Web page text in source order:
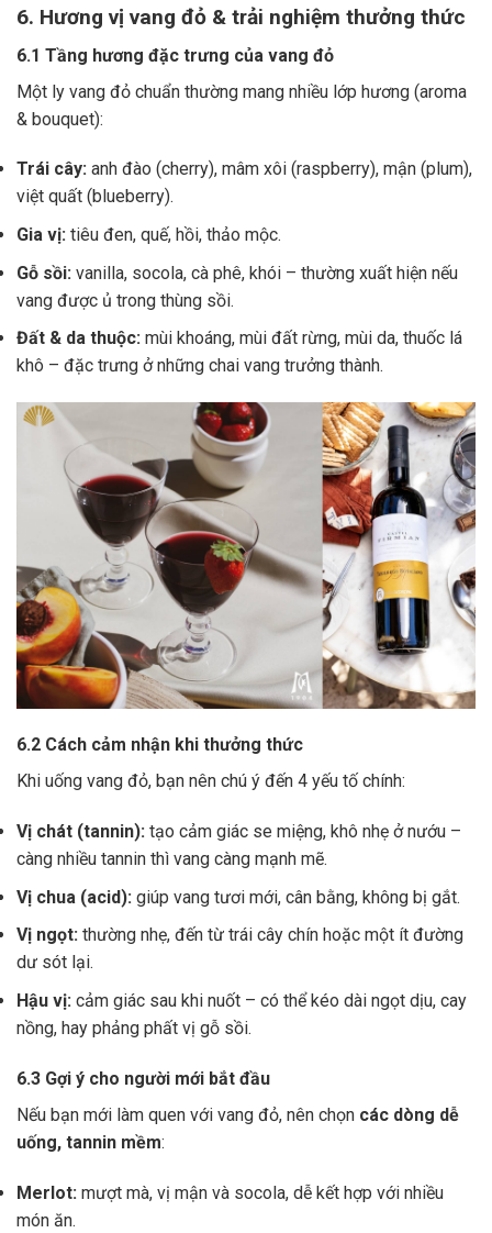
6. Hương vị vang đỏ & trải nghiệm thưởng thức
6.1 Tầng hương đặc trưng của vang đỏ
Một ly vang đỏ chuẩn thường mang nhiều lớp hương (aroma
& bouquet):
Trái cây: anh đào (cherry), mâm xôi (raspberry), mận (plum),
việt quất (blueberry).
Gia vị: tiêu đen, quế, hồi, thảo mộc.
Gỗ sồi: vanilla, socola, cà phê, khói – thường xuất hiện nếu
vang được ủ trong thùng sồi.
Đất & da thuộc: mùi khoáng, mùi đất rừng, mùi da, thuốc lá
khô – đặc trưng ở những chai vang trưởng thành.
6.2 Cách cảm nhận khi thưởng thức
Khi uống vang đỏ, bạn nên chú ý đến 4 yếu tố chính:
Vị chát (tannin): tạo cảm giác se miệng, khô nhẹ ở nướu –
càng nhiều tannin thì vang càng mạnh mẽ.
Vị chua (acid): giúp vang tươi mới, cân bằng, không bị gắt.
Vị ngọt: thường nhẹ, đến từ trái cây chín hoặc một ít đường
dư sót lại.
Hậu vị: cảm giác sau khi nuốt – có thể kéo dài ngọt dịu, cay
nồng, hay phảng phất vị gỗ sồi.
6.3 Gợi ý cho người mới bắt đầu
Nếu bạn mới làm quen với vang đỏ, nên chọn các dòng dễ
uống, tannin mềm:
Merlot: mượt mà, vị mận và socola, dễ kết hợp với nhiều
món ăn.